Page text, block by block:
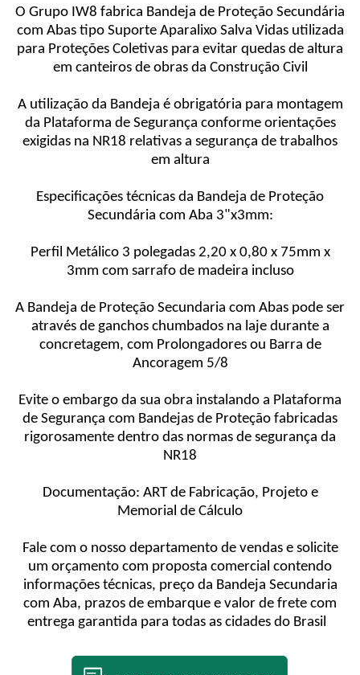
O Grupo IW8 fabrica Bandeja de Proteção Secundária
com Abas tipo Suporte Aparalixo Salva Vidas utilizada
para Proteções Coletivas para evitar quedas de altura
em canteiros de obras da Construção Civil
A utilização da Bandeja é obrigatória para montagem
da Plataforma de Segurança conforme orientações
exigidas na NR18 relativas a segurança de trabalhos
em altura
Especificações técnicas da Bandeja de Proteção
Secundária com Aba 3"x3mm:
Perfil Metálico 3 polegadas 2,20 x 0,80 x 75mm x
3mm com sarrafo de madeira incluso
A Bandeja de Proteção Secundaria com Abas pode ser
através de ganchos chumbados na laje durante a
concretagem, com Prolongadores ou Barra de
Ancoragem 5/8
Evite o embargo da sua obra instalando a Plataforma
de Segurança com Bandejas de Proteção fabricadas
rigorosamente dentro das normas de segurança da
NR18
Documentação: ART de Fabricação, Projeto e
Memorial de Cálculo
Fale com o nosso departamento de vendas e solicite
um orçamento com proposta comercial contendo
informações técnicas, preço da Bandeja Secundaria
com Aba, prazos de embarque e valor de frete com
entrega garantida para todas as cidades do Brasil